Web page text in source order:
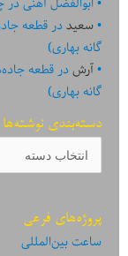
سعیددر
گانه بهاری)
آرشدر
گانه بهاری)
دسته‌بندی نوشته‌ها
دسته‌بندی
نوشته‌ها
پروژه‌های فرعی
ساعت بین‌المللی